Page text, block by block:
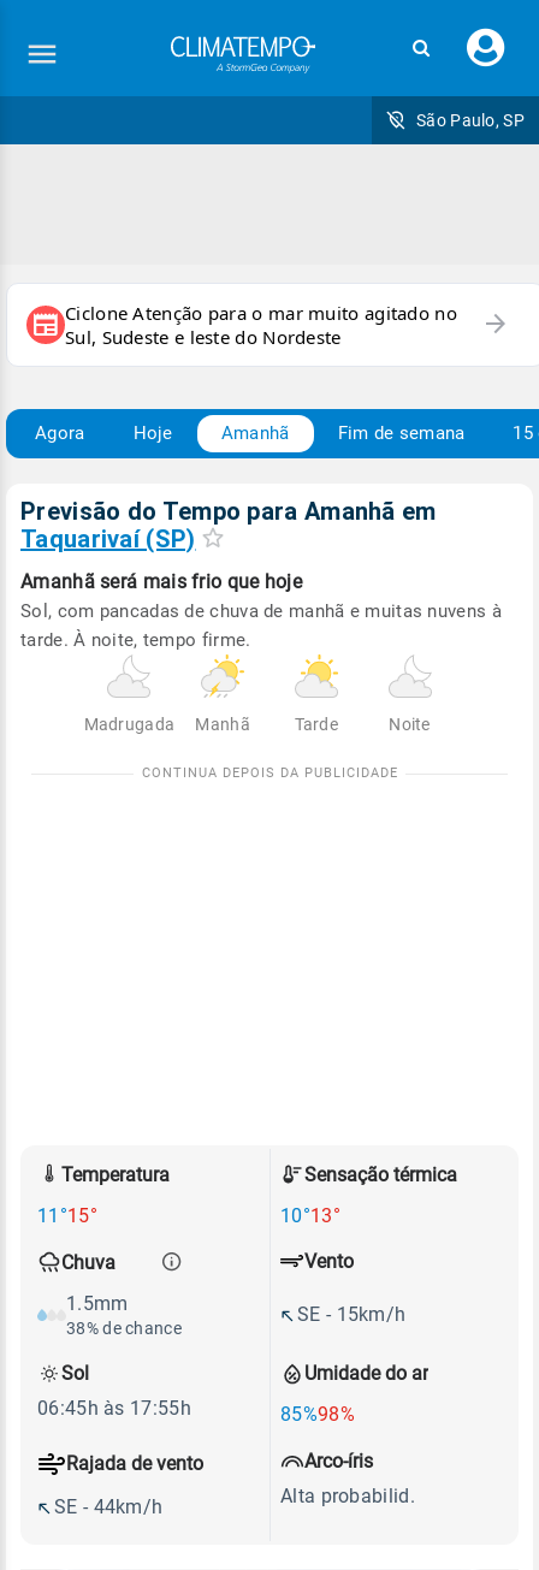
seu
São Paulo, SP
newspaper Ciclone Atenção para o mar muito agitado no
Sul, Sudeste e leste do Nordeste
arrow_forward
Agora Hoje Amanhã Fim de semana 15
Previsão do Tempo para Amanhã em
Taquarivaí (SP)
Amanhã será mais frio que hoje
Sol, com pancadas de chuva de manhã e muitas nuvens à
tarde. À noite, tempo firme.
Madrugada Manhã Tarde Noite
Temperatura
11°15°
Sensação térmica
10°13°
Chuva
1.5mm
38% de chance
Umidade do ar
85%98%
Vento
SE - 15km/h
Rajada de vento
SE - 44km/h
Sol
06:45h às 17:55h
Arco-íris
Alta probabilid.